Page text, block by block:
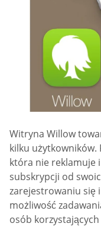
Witryna Willow
kilku
która nie reklamuje
subskrypcji od
zarejestrowaniu się
możliwość
osób korzystających